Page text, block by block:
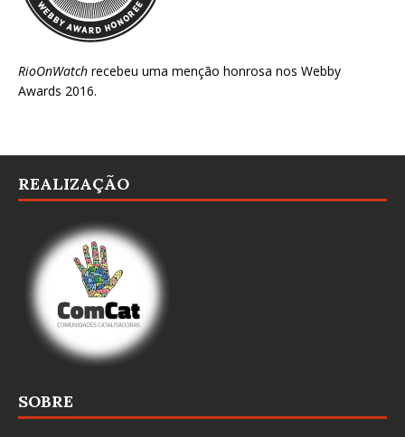
RioOnWatch recebeu uma menção honrosa nos Webby
Awards 2016.
REALIZAÇÃO
SOBRE